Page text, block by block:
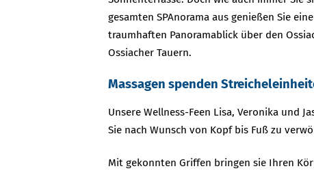
gesamten SPAnorama aus genießen Sie
traumhaften Panoramablick über den
Ossiacher Tauern.
Massagen spenden
Unsere Wellness-Feen Lisa, Veronika und
Sie nach Wunsch von Kopf bis Fuß zu
Mit gekonnten Griffen bringen sie Ihren